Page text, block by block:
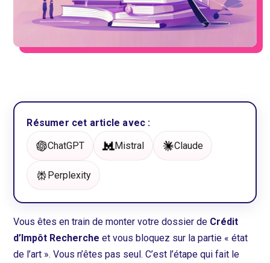
Résumer cet article avec :
ChatGPT
Mistral Claude
Perplexity
Vous êtes en train de monter votre dossier de Crédit
d’Impôt Recherche et vous bloquez sur la partie « état
de l’art ». Vous n’êtes pas seul. C’est l’étape qui fait le